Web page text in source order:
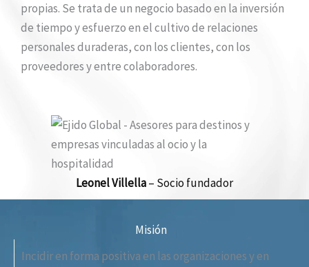
Leonel Villella– Socio fundador
propias. Se trata de un negocio basado en la inversión
de tiempo y esfuerzo en el cultivo de relaciones
personales duraderas, con los clientes, con los
proveedores y entre colaboradores.
Misión
Incidir en forma positiva en las organizaciones y en